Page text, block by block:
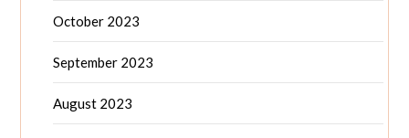
October 2023
September 2023
August 2023